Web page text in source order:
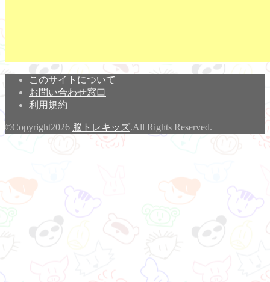
このサイトについて
お問い合わせ窓口
利用規約
©Copyright2026 脳トレキッズ.All Rights Reserved.